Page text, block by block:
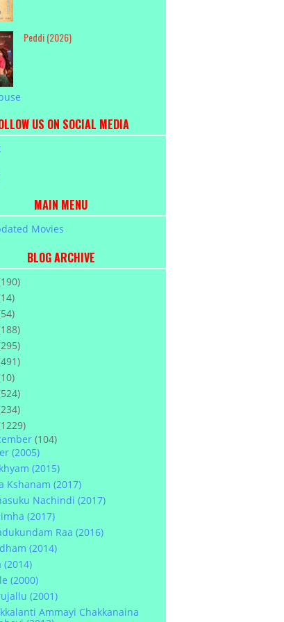
Peddi (2026)
US ON SOCIAL MEDIA
MAIN MENU
Movies
BLOG ARCHIVE
(104)
(2005)
(2015)
Kshanam (2017)
Nachindi (2017)
(2017)
Raa (2016)
(2014)
(2014)
(2000)
(2001)
Ammayi Chakkanaina